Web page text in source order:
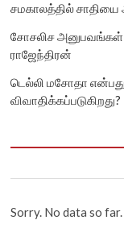
சமகாலத்தில் சாதியை
சோசலிச
ராஜேந்திரன்
டெல்லி மசோதா
விவாதிக்கப்படுகிறது?
Sorry. No data so far.